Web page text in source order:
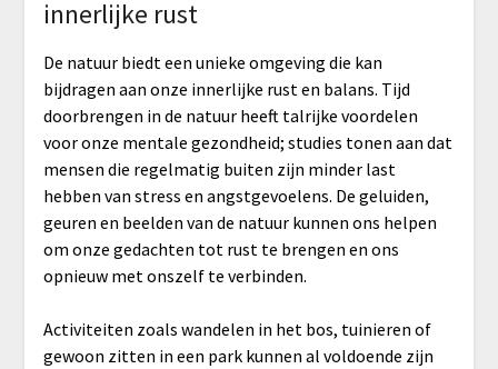
innerlijke rust
De natuur biedt een unieke omgeving die kan
bijdragen aan onze innerlijke rust en balans. Tijd
doorbrengen in de natuur heeft talrijke voordelen
voor onze mentale gezondheid; studies tonen aan dat
mensen die regelmatig buiten zijn minder last
hebben van stress en angstgevoelens. De geluiden,
geuren en beelden van de natuur kunnen ons helpen
om onze gedachten tot rust te brengen en ons
opnieuw met onszelf te verbinden.
Activiteiten zoals wandelen in het bos, tuinieren of
gewoon zitten in een park kunnen al voldoende zijn